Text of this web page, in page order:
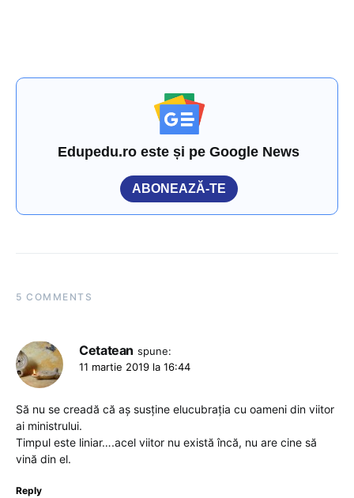
Edupedu.ro este și pe Google News
ABONEAZĂ-TE
5 COMMENTS
Cetatean spune:
11 martie 2019 la 16:44
Să nu se creadă că aș susține elucubrația cu oameni din viitor
ai ministrului.
Timpul este liniar….acel viitor nu există încă, nu are cine să
vină din el.
Reply